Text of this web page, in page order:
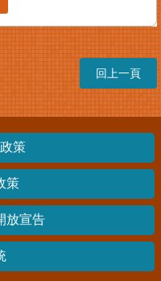
回上一頁
策
策
放宣告